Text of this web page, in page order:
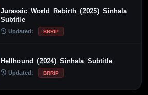
Jurassic World Rebirth (2025) Sinhala
Subtitle
Updated: BRRIP
Hellhound (2024) Sinhala Subtitle
Updated: BRRIP